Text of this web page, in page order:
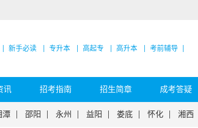
新手必读 专升本 高起专 高升本 考前辅导
讯 招考指南 招生简章 成考答疑
潭 邵阳 永州 益阳 娄底 怀化 湘西